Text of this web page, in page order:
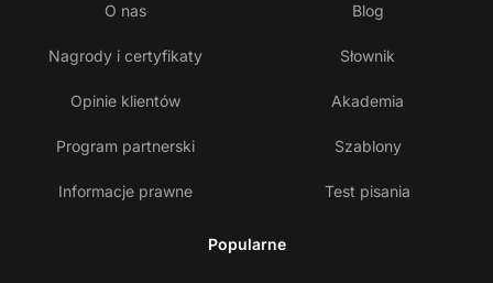
O nas
Nagrody i certyfikaty
Opinie klientów
Program partnerski
Informacje prawne
Blog
Słownik
Akademia
Szablony
Test pisania
Popularne